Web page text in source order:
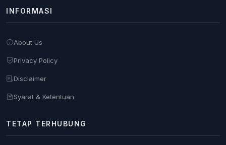
INFORMASI
About Us
Privacy Policy
Disclaimer
Syarat & Ketentuan
TETAP TERHUBUNG